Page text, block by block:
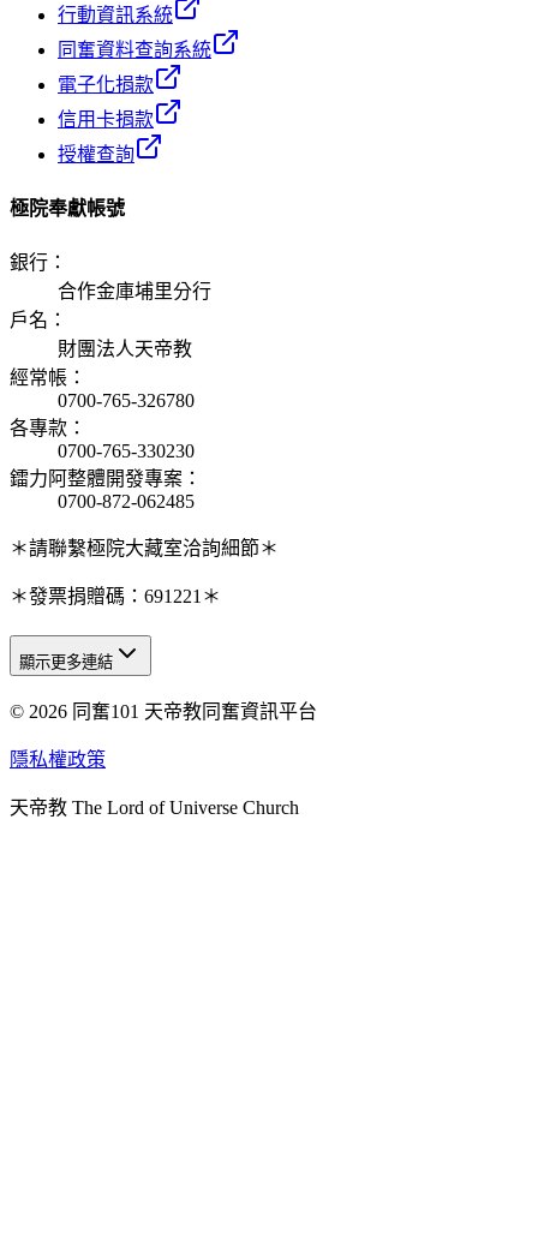
行動資訊系統
同奮資料查詢系統
電子化捐款
信用卡捐款
授權查詢
極院奉獻帳號
銀行 ：
合作金庫埔里分行
戶名 ：
財團法人天帝教
經常帳 ：
0700-765-326780
各專款 ：
0700-765-330230
鐳力阿整體開發專案 ：
0700-872-062485
＊請聯繫極院大藏室洽詢細節＊
＊發票捐贈碼：691221＊
天人研究總院
天人研究學院
天人炁功院
顯示更多連結
© 2026 同奮101 天帝教同奮資訊平台
隱私權政策
天帝教 The Lord of Universe Church